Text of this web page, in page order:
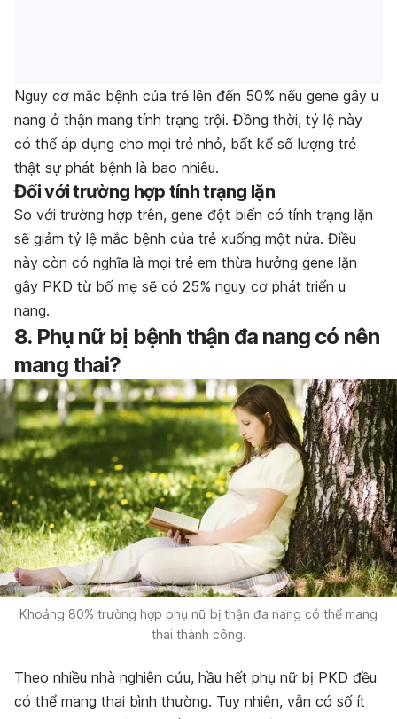
Nguy cơ mắc bệnh của trẻ lên đến 50% nếu gene gây u
nang ở thận mang tính trạng trội. Đồng thời, tỷ lệ này
có thể áp dụng cho mọi trẻ nhỏ, bất kể số lượng trẻ
thật sự phát bệnh là bao nhiêu.
Đối với trường hợp tính trạng lặn
So với trường hợp trên, gene đột biến có tính trạng lặn
sẽ giảm tỷ lệ mắc bệnh của trẻ xuống một nửa. Điều
này còn có nghĩa là mọi trẻ em thừa hưởng gene lặn
gây PKD từ bố mẹ sẽ có 25% nguy cơ phát triển u
nang.
8. Phụ nữ bị bệnh thận đa nang có nên
mang thai?
Khoảng 80% trường hợp phụ nữ bị thận đa nang có thể mang
thai thành công.
Theo nhiều nhà nghiên cứu, hầu hết phụ nữ bị PKD đều
có thể mang thai bình thường. Tuy nhiên, vẫn có số ít